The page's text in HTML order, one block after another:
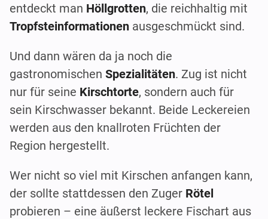
entdeckt man Höllgrotten, die reichhaltig mit
Tropfsteinformationen ausgeschmückt sind.
Und dann wären da ja noch die
gastronomischen Spezialitäten. Zug ist nicht
nur für seine Kirschtorte, sondern auch für
sein Kirschwasser bekannt. Beide Leckereien
werden aus den knallroten Früchten der
Region hergestellt.
Wer nicht so viel mit Kirschen anfangen kann,
der sollte stattdessen den Zuger Rötel
probieren – eine äußerst leckere Fischart aus